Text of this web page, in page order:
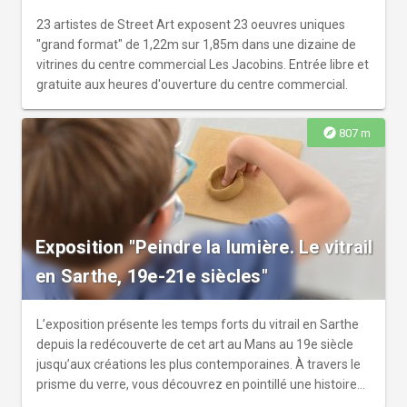
23 artistes de Street Art exposent 23 oeuvres uniques
"grand format" de 1,22m sur 1,85m dans une dizaine de
vitrines du centre commercial Les Jacobins. Entrée libre et
gratuite aux heures d'ouverture du centre commercial.
explore 807 m
Exposition "Peindre la lumière. Le vitrail
en Sarthe, 19e-21e siècles"
L’exposition présente les temps forts du vitrail en Sarthe
depuis la redécouverte de cet art au Mans au 19e siècle
jusqu’aux créations les plus contemporaines. À travers le
prisme du verre, vous découvrez en pointillé une histoire